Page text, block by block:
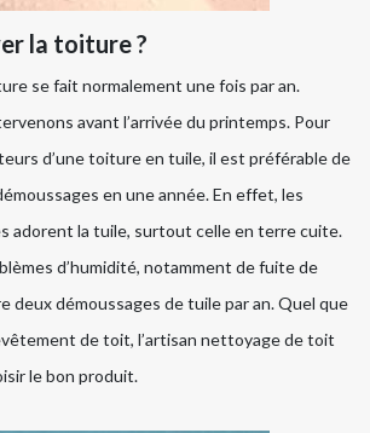
la toiture ?
se fait normalement une fois par an.
avant l’arrivée du printemps. Pour
d’une toiture en tuile, il est préférable de
en une année. En effet, les
adorent la tuile, surtout celle en terre cuite.
d’humidité, notamment de fuite de
deux démoussages de tuile par an. Quel que
de toit, l’artisan nettoyage de toit
le bon produit.